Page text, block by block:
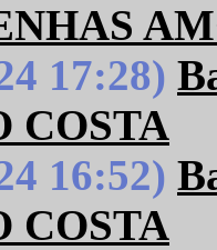
17:28)
COSTA
16:52)
COSTA